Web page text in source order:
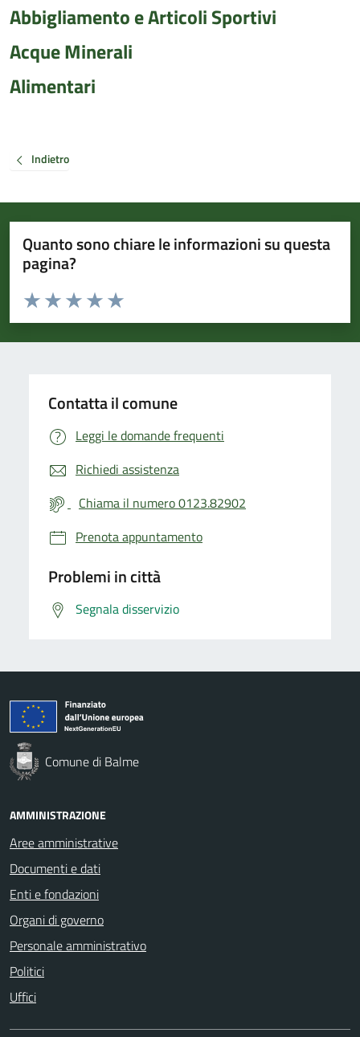
Abbigliamento e Articoli Sportivi
Acque Minerali
Alimentari
Indietro
Quanto sono chiare le informazioni su questa
pagina?
Valuta da 1 a 5 stelle la pagina
Valuta 5 stelle su 5
Valuta 4 stelle su 5
Valuta 3 stelle su 5
Valuta 2 stelle su 5
Valuta 1 stelle su 5
Contatta il comune
Leggi le domande frequenti
Richiedi assistenza
Chiama il numero 0123.82902
Prenota appuntamento
Problemi in città
Segnala disservizio
Comune di Balme
AMMINISTRAZIONE
Aree amministrative
Documenti e dati
Enti e fondazioni
Organi di governo
Personale amministrativo
Politici
Uffici